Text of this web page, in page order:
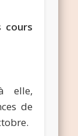
cours
elle,
de